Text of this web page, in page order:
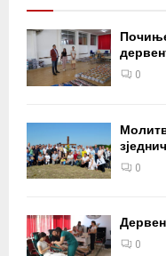
0
0
0